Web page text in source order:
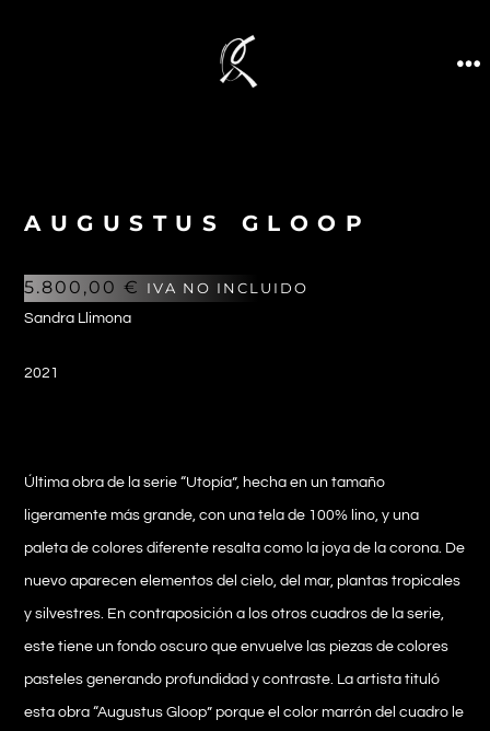
AUGUSTUS GLOOP
5.800,00€ IVA NO INCLUIDO
Sandra Llimona
2021
Última obra de la serie “Utopía”, hecha en un tamaño
ligeramente más grande, con una tela de 100% lino, y una
paleta de colores diferente resalta como la joya de la corona. De
nuevo aparecen elementos del cielo, del mar, plantas tropicales
y silvestres. En contraposición a los otros cuadros de la serie,
este tiene un fondo oscuro que envuelve las piezas de colores
pasteles generando profundidad y contraste. La artista tituló
esta obra “Augustus Gloop” porque el color marrón del cuadro le